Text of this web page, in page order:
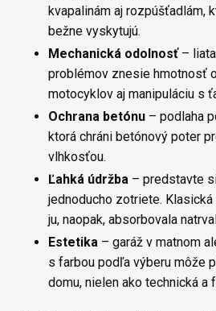
kvapalinám aj rozpúšťadlám,
bežne vyskytujú.
Mechanická odolnosť –
problémov znesie hmotnosť
motocyklov aj manipuláciu s
Ochrana betónu – podlaha
ktorá chráni betónový poter
vlhkosťou.
Ľahká údržba – predstavte
jednoducho zotriete.
ju, naopak, absorbovala
Estetika – garáž v matnom
s farbou podľa výberu môže
domu, nielen ako technická a